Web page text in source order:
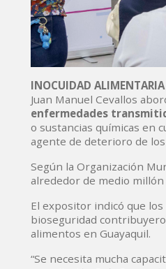
INOCUIDAD ALIMENTARIA
Juan Manuel Cevallos
enfermedades
o sustancias químicas en
agente de deterioro de
Según la Organización
alrededor de medio
El expositor indicó que
bioseguridad
alimentos en Guayaquil.
“Se necesita mucha